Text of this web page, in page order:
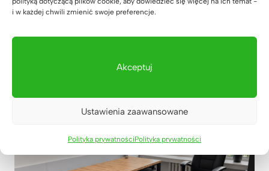
i w każdej chwili zmienić swoje preferencje.
Akceptuj
Ustawienia zaawansowane
Polityka prywatnościPolityka prywatności
Nowoczesna poczekalnia dla